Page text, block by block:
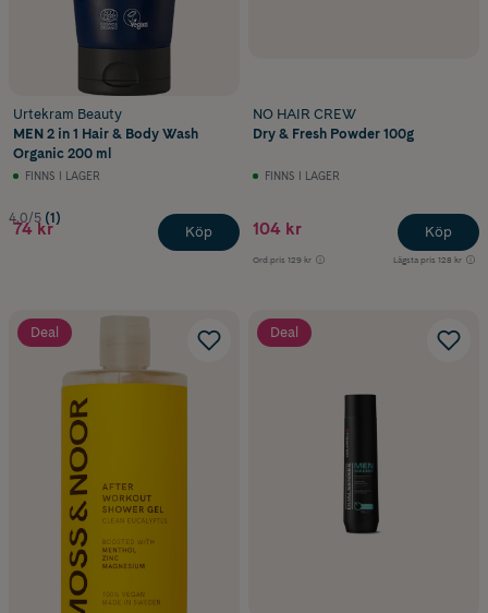
Urtekram Beauty
MEN 2 in 1 Hair & Body Wash
Organic 200 ml
FINNS I LAGER
4.0/5 (1)
74 kr Köp
NO HAIR CREW
Dry & Fresh Powder 100g
FINNS I LAGER
104 kr
Ord.pris 129 kr Lägsta pris 128 kr
Köp
Deal Deal